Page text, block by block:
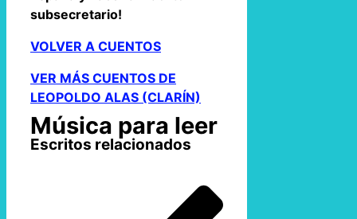
subsecretario!
VOLVER A CUENTOS
VER MÁS CUENTOS DE
LEOPOLDO ALAS (CLARÍN)
Música para leer
Escritos relacionados